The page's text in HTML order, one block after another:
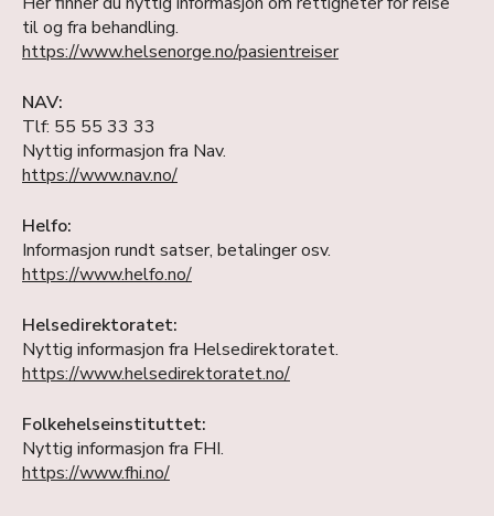
til og fra behandling.
https://www.helsenorge.no/pasientreiser
NAV:
Tlf: 55 55 33 33
Nyttig informasjon fra Nav.
https://www.nav.no/
Helfo:
Informasjon rundt satser, betalinger osv.
https://www.helfo.no/
Helsedirektoratet:
Nyttig informasjon fra Helsedirektoratet.
https://www.helsedirektoratet.no/
Folkehelseinstituttet:
Nyttig informasjon fra FHI.
https://www.fhi.no/